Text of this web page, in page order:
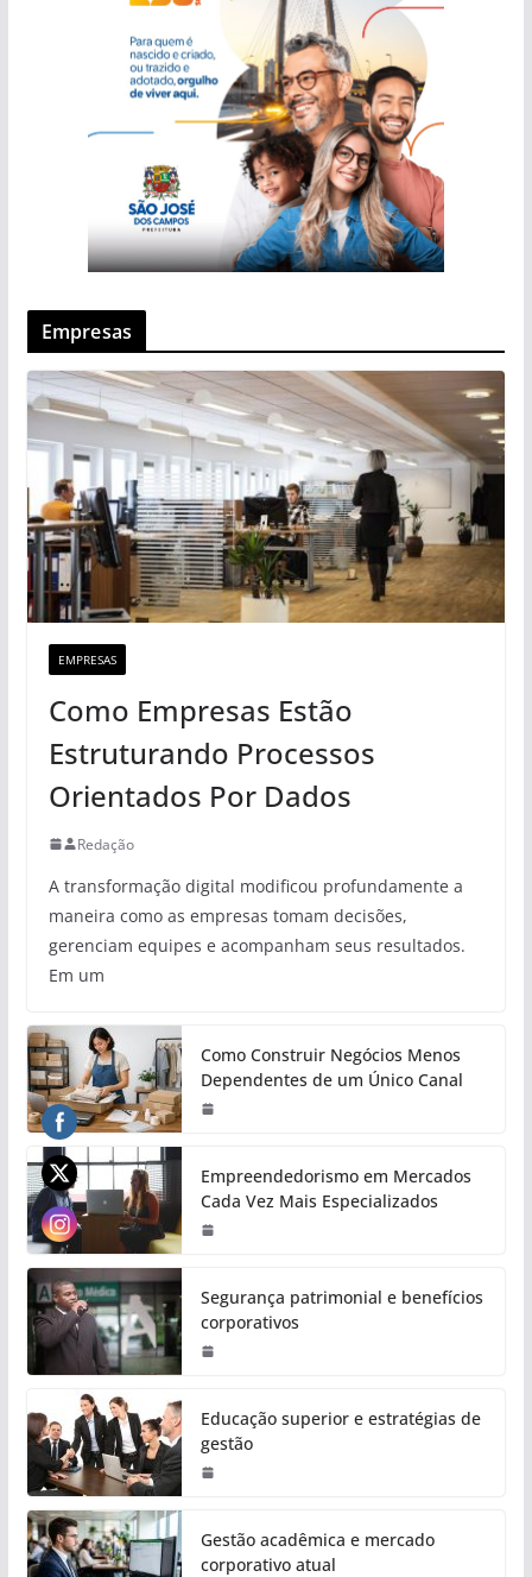
Empresas
EMPRESAS
Como Empresas Estão
Estruturando Processos
Orientados Por Dados
Redação
A transformação digital modificou profundamente a
maneira como as empresas tomam decisões,
gerenciam equipes e acompanham seus resultados.
Em um
Como Construir Negócios Menos
Dependentes de um Único Canal
Empreendedorismo em Mercados
Cada Vez Mais Especializados
Segurança patrimonial e benefícios
corporativos
Educação superior e estratégias de
gestão
Gestão acadêmica e mercado
corporativo atual